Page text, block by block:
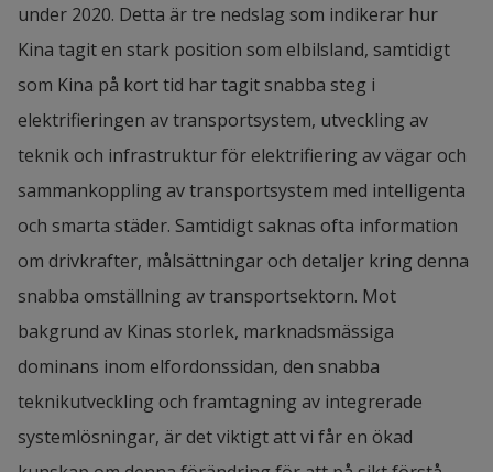
Författare: Mike Danilovic, Tomas Müllern and
Jasmine Lihua Liu
I samarbete med: Jeanette Andersson, Philip
Almestrand Linné, Harrison John Bhatti, Wang
Junhua, Liu Shuo, Qiu Xiaoping, Susan Lijiang Sun
and Ma Hongwei
Summary of abstract
under 2020. Detta är tre nedslag som indikerar hur
Kina tagit en stark position som elbilsland, samtidigt
som Kina på kort tid har tagit snabba steg i
elektrifieringen av transportsystem, utveckling av
teknik och infrastruktur för elektrifiering av vägar och
sammankoppling av transportsystem med intelligenta
och smarta städer. Samtidigt saknas ofta information
om drivkrafter, målsättningar och detaljer kring denna
snabba omställning av transportsektorn. Mot
bakgrund av Kinas storlek, marknadsmässiga
dominans inom elfordonssidan, den snabba
teknikutveckling och framtagning av integrerade
systemlösningar, är det viktigt att vi får en ökad